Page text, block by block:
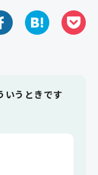
いうときです